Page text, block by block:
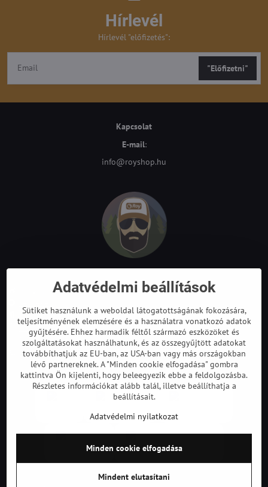
Hírlevél
Hírlevél "előfizetés":
"Előfizetni"
Kapcsolat
E-mail:
info@royshop.hu
Royshop.hu – Vadászat és outdoor
ÁSZF
Panaszkezelés
Doprava a platba
Kapcsolat
Adatvédelmi beállítások
Sütiket használunk a weboldal látogatottságának fokozására,
teljesítményének elemzésére és a használatra vonatkozó adatok
gyűjtésére. Ehhez harmadik féltől származó eszközöket és
szolgáltatásokat használhatunk, és az összegyűjtött adatokat
továbbíthatjuk az EU-ban, az USA-ban vagy más országokban
lévő partnereknek. A "Minden cookie elfogadása" gombra
kattintva Ön kijelenti, hogy beleegyezik ebbe a feldolgozásba.
Részletes információkat alább talál, illetve beállíthatja a
beállításait.
Adatvédelmi nyilatkozat
Minden cookie elfogadása
Mindent elutasítani